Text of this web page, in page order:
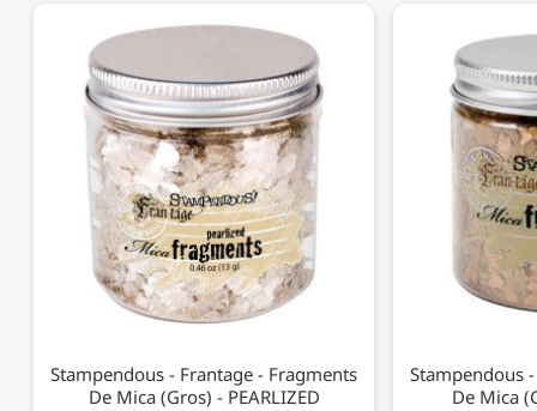
Stampendous - Frantage - Fragments
De Mica (Gros) - PEARLIZED
Stampendous
De Mica